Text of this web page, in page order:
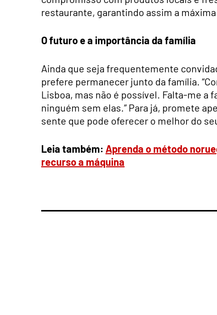
restaurante, garantindo assim a
O futuro e a importância da família
Ainda que seja frequentemente
prefere permanecer junto da família.
Lisboa, mas não é possível. Falta-me a
ninguém sem elas.” Para já, promete
sente que pode oferecer o melhor do
Leia também: Aprenda o método
recurso a máquina